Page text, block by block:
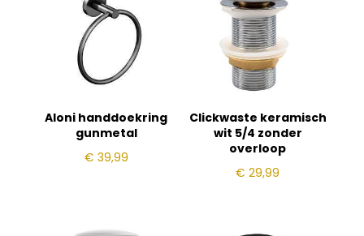
Aloni handdoekring
gunmetal
€ 39,99
Clickwaste keramisch
wit 5/4 zonder
overloop
€ 29,99